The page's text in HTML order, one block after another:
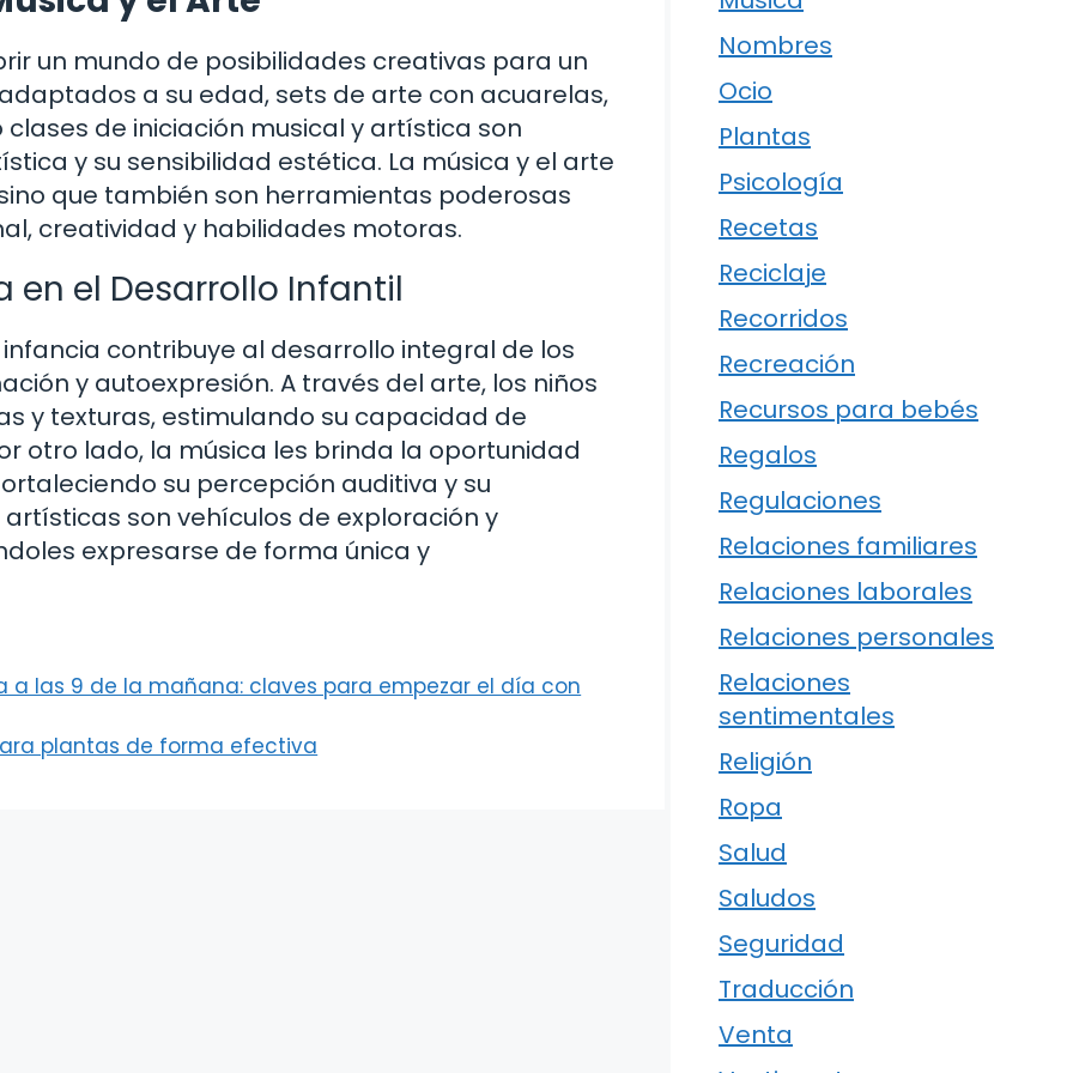
un mundo de posibilidades creativas para un
a su edad, sets de arte con acuarelas,
de iniciación musical y artística son
y su sensibilidad estética. La música y el arte
que también son herramientas poderosas
creatividad y habilidades motoras.
en el Desarrollo Infantil
contribuye al desarrollo integral de los
y autoexpresión. A través del arte, los niños
y texturas, estimulando su capacidad de
otro lado, la música les brinda la oportunidad
su percepción auditiva y su
son vehículos de exploración y
expresarse de forma única y
las 9 de la mañana: claves para empezar el día con
plantas de forma efectiva
Nombres
Ocio
Plantas
Psicología
Recetas
Reciclaje
Recorridos
Recreación
Recursos para bebés
Regalos
Regulaciones
Relaciones familiares
Relaciones laborales
Relaciones personales
Relaciones
sentimentales
Religión
Ropa
Salud
Saludos
Seguridad
Traducción
Venta